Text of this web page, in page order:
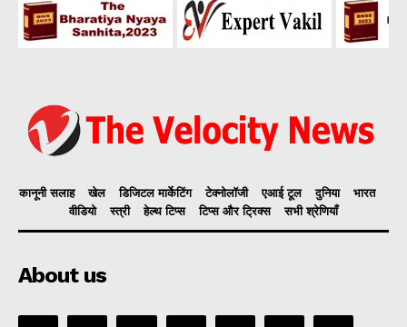
कानूनी सलाह खेल डिजिटल मार्केटिंग टेक्नोलॉजी एआई टूल दुनिया
भारत
वीडियो
स्त्री हेल्थ टिप्स टिप्स और ट्रिक्स सभी श्रेणियाँ
About us